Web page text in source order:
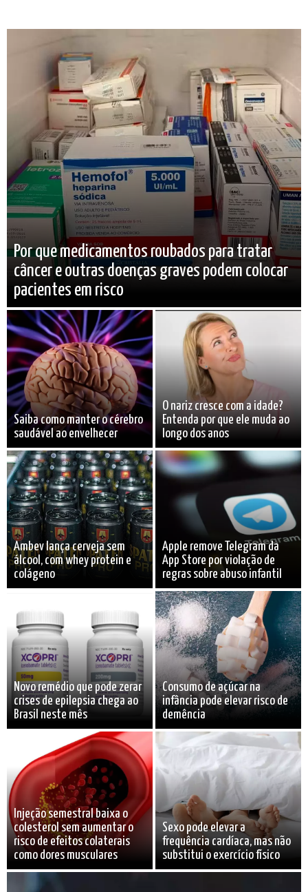
Por que medicamentos roubados para tratar
câncer e outras doenças graves podem colocar
pacientes em risco
Saiba como manter o cérebro
saudável ao envelhecer
O nariz cresce com a idade?
Entenda por que ele muda ao
longo dos anos
Ambev lança cerveja sem
álcool, com whey protein e
colágeno
Apple remove Telegram da
App Store por violação de
regras sobre abuso infantil
Novo remédio que pode zerar
crises de epilepsia chega ao
Brasil neste mês
Consumo de açúcar na
infância pode elevar risco de
demência
Injeção semestral baixa o
colesterol sem aumentar o
risco de efeitos colaterais
como dores musculares
Sexo pode elevar a
frequência cardíaca, mas não
substitui o exercício físico